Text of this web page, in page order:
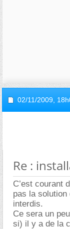
02/11/2009,
Re :
C’est courant
pas la
interdis.
Ce sera un
si) il y a de la